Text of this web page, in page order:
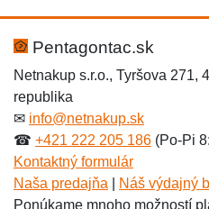
Hodnotenie:
Meno:*
E-mail:
Meno:
E-mail:*
Pentagontac.sk
Netnakup s.r.o., Tyršova 271,
republika
✉ info@netnakup.sk
☎ +421 222 205 186 (Po-Pi
Kontaktný formulár
Naša predajňa
Náš výdajný
Ponúkame mnoho možností